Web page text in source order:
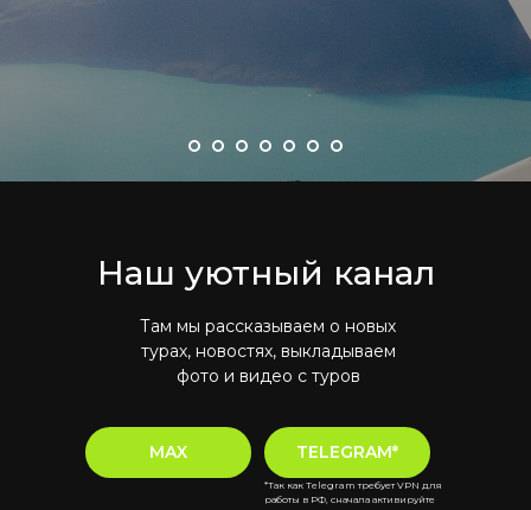
Наш уютный канал
Там мы рассказываем о новых
турах, новостях, выкладываем
фото и видео с туров
TELEGRAM*
MAX
*Так как Telegram требует VPN для
работы в РФ, сначала активируйте